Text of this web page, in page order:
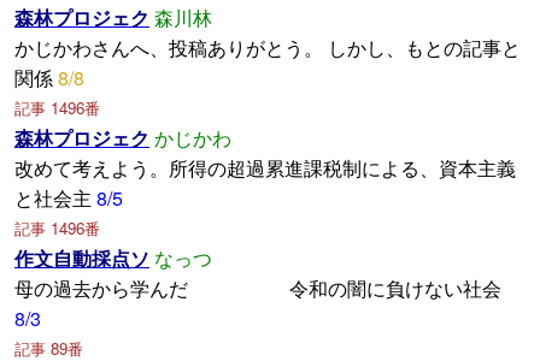
森林プロジェク 森川林
かじかわさんへ、投稿ありがとう。 しかし、もとの記事と
関係8/8
記事 1496番
森林プロジェク かじかわ
改めて考えよう。所得の超過累進課税制による、資本主義
と社会主 8/5
記事 1496番
作文自動採点ソ なっつ
母の過去から学んだ 令和の闇に負けない社会
8/3
記事 89番